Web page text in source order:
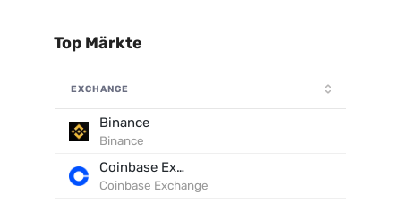
Top Märkte
EXCHANGE
Binance
Binance
Coinbase Exchange
Coinbase Exchange